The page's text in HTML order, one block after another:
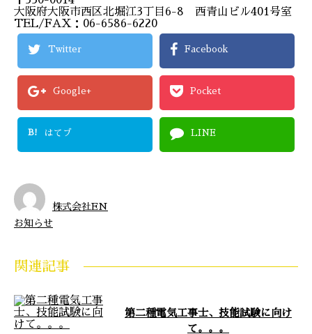
大阪府大阪市西区北堀江3丁目6-8 西青山ビル401号室
TEL/FAX：06-6586-6220
Twitter Facebook
Google+ Pocket
B! はてブ LINE
株式会社EN
お知らせ
関連記事
第二種電気工事士、技能試験に向け
て。。。